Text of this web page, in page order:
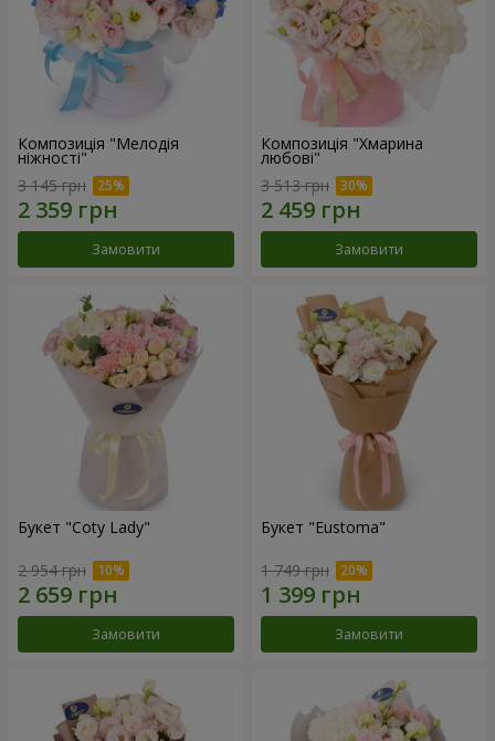
Композиція "Мелодія
ніжності"
3 145 грн
Замовити
Композиція "Хмарина
любові"
3 513 грн
Замовити
Букет "Coty Lady"
2 954 грн
Замовити
Букет "Eustoma"
1 749 грн
Замовити